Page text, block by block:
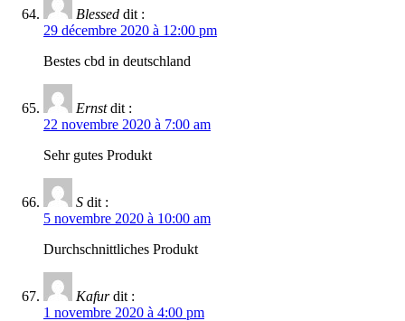
Blessed dit :
29 décembre 2020 à 12:00 pm
Bestes cbd in deutschland
Ernst dit :
22 novembre 2020 à 7:00 am
Sehr gutes Produkt
S dit :
5 novembre 2020 à 10:00 am
Durchschnittliches Produkt
Kafur dit :
1 novembre 2020 à 4:00 pm